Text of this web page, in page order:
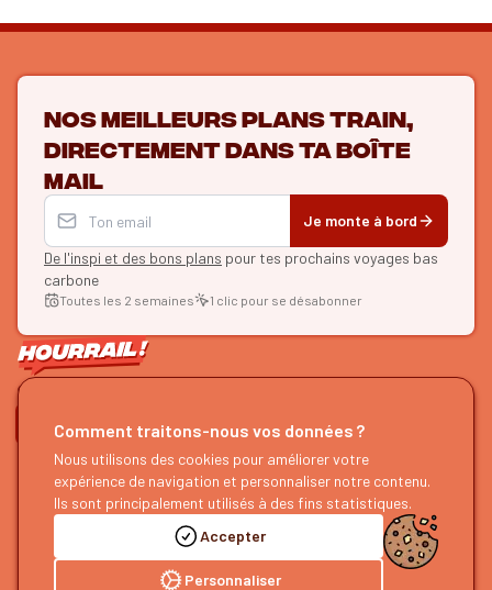
Nos meilleurs plans train,
directement dans ta boîte
mail
Je monte à bord
De l'inspi et des bons plans pour tes prochains voyages bas
carbone
Toutes les 2 semaines 1 clic pour se désabonner
ON SE SUIT ?
HOURRAIL !
À propos
Devenir partenaire
Nous faire un retour
EXPLORER
Recherche d'itinéraires
Nos guides
Notre blog
Notre podcast
Accepter
Personnaliser
Comment traitons-nous vos données ?
Nous utilisons des cookies pour améliorer votre
expérience de navigation et personnaliser notre contenu.
Ils sont principalement utilisés à des fins statistiques.